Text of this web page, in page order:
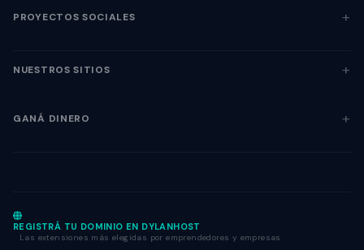
PROYECTOS SOCIALES
NUESTROS SITIOS
GANÁ DINERO
REGISTRÁ TU DOMINIO EN DYLANHOST
Las extensiones más elegidas por emprendedores y empresas